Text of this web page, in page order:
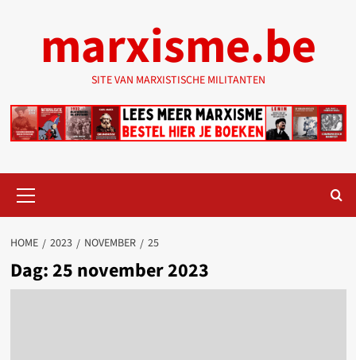
marxisme.be
SITE VAN MARXISTISCHE MILITANTEN
menu
HOME 2023 NOVEMBER 25
Dag:25 november 2023